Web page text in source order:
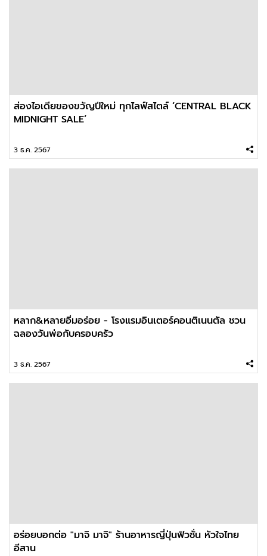
ส่องไอเดียของขวัญปีใหม่ ทุกไลฟ์สไตล์ ‘CENTRAL BLACK
MIDNIGHT SALE’
3 ธ.ค. 2567
หลาก&หลายอิ่มอร่อย - โรงแรมอินเตอร์คอนติเนนตัล ชวน
ฉลองวันพ่อกับครอบครัว
3 ธ.ค. 2567
อร่อยบอกต่อ "มาจิ มาจิ" ร้านอาหารญี่ปุ่นฟิวชั่น หัวใจไทย
อีสาน